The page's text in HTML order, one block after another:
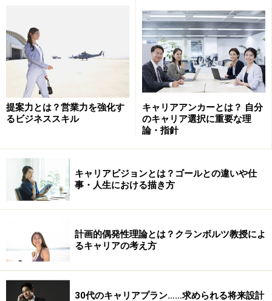
「いま、ここ」を真剣に生きる
ダンスを踊っている「いま、ここ」が充実していれば、
それでいいというのがアドラーの考え方です。つまり、
目的地は存在しない
ということです。目的地に到達せん
とする人生は「キーネーシス的（動的）な人生」で、ダ
ンスを踊るような人生は「エネルゲイア的（現実活動態
とこの本では分けています。
前者であれば、弁護士になるという目的地があったとし
たら、なるべく早く、なるべく効率的に到達するように
計画をします。目的が達成されなければ、到達していな
めには相当の精神力（忍耐力や持続力）が必要なので
す。
後者は、「いまなしつつある」ことが、そのまま「なし
提案力とは？営業力を強化す
るビジネススキル
キャリアアンカーとは？ 自分
のキャリア選択に重要な理
論・指針
キャリアビジョンとは？ゴールとの違いや仕
事・人生における描き方
計画的偶発性理論とは？クランボルツ教授によ
るキャリアの考え方
30代のキャリアプラン……求められる将来設計